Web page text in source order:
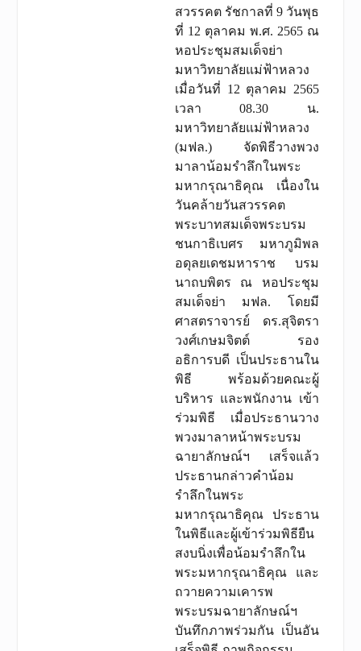
สวรรคต รัชกาลที่ 9 วันพุธ
ที่ 12 ตุลาคม พ.ศ. 2565 ณ
หอประชุมสมเด็จย่า
มหาวิทยาลัยแม่ฟ้าหลวง
เมื่อวันที่ 12 ตุลาคม 2565
เวลา 08.30 น.
มหาวิทยาลัยแม่ฟ้าหลวง
(มฟล.) จัดพิธีวางพวง
มาลาน้อมรำลึกในพระ
มหากรุณาธิคุณ เนื่องใน
วันคล้ายวันสวรรคต
พระบาทสมเด็จพระบรม
ชนกาธิเบศร มหาภูมิพล
อดุลยเดชมหาราช บรม
นาถบพิตร ณ หอประชุม
สมเด็จย่า มฟล. โดยมี
ศาสตราจารย์ ดร.สุจิตรา
วงศ์เกษมจิตต์ รอง
อธิการบดี เป็นประธานใน
พิธี พร้อมด้วยคณะผู้
บริหาร และพนักงาน เข้า
ร่วมพิธี เมื่อประธานวาง
พวงมาลาหน้าพระบรม
ฉายาลักษณ์ฯ เสร็จแล้ว
ประธานกล่าวคำน้อม
รำลึกในพระ
มหากรุณาธิคุณ ประธาน
ในพิธีและผู้เข้าร่วมพิธียืน
สงบนิ่งเพื่อน้อมรำลึกใน
พระมหากรุณาธิคุณ และ
ถวายความเคารพ
พระบรมฉายาลักษณ์ฯ
บันทึกภาพร่วมกัน เป็นอัน